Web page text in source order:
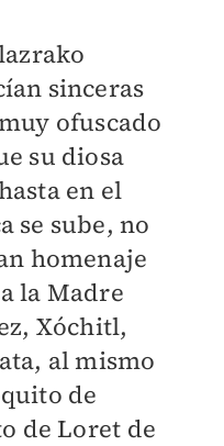
sinceras
ofuscado
su diosa
en el
se sube, no
homenaje
la Madre
Xóchitl,
al mismo
de
de Loret de